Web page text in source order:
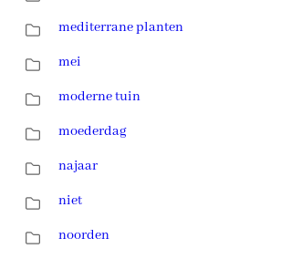
mediterrane planten
mei
moderne tuin
moederdag
najaar
niet
noorden